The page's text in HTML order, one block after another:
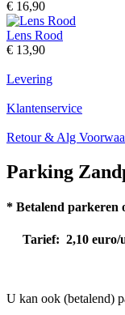
€ 16,90
Lens Rood
€ 13,90
Levering
Klantenservice
Retour & Alg
Parking
* Betalend parkeren
Tarief: 2,10 euro/
U kan ook (betalend)